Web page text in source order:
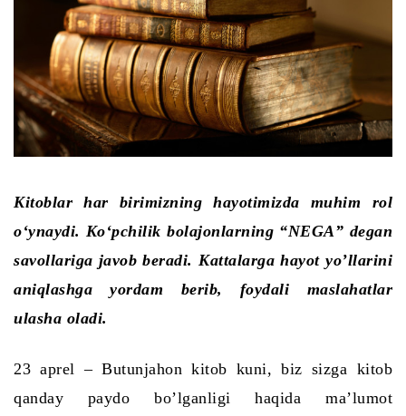
Kitoblar har birimizning hayotimizda muhim rol
o‘ynaydi. Ko‘pchilik bolajonlarning “NEGA” degan
savollariga javob beradi. Kattalarga hayot yo’llarini
aniqlashga yordam berib,
foydali maslahatlar
ulasha oladi.
23 aprel – Butunjahon kitob kuni, biz sizga kitob
qanday paydo bo’lganligi haqida ma’lumot